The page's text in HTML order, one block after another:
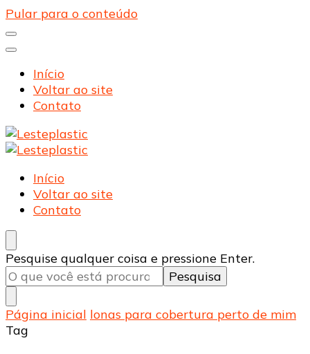
Pular para o conteúdo
Início
Voltar ao site
Contato
Lesteplastic
Blog – Lesteplastic
Lesteplastic
Blog – Lesteplastic
Início
Voltar ao site
Contato
Procurando
algo?
Pesquise qualquer coisa e pressione Enter.
Página inicial lonas para cobertura perto de mim
Tag